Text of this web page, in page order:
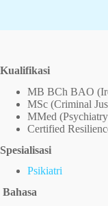
Kualifikasi
MB BCh BAO
MSc (Criminal
MMed
Certified
Spesialisasi
Psikiatri
Bahasa